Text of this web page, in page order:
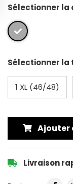
Sélectionner la
Sélectionner la
1 XL (46/48)
Ajouter
Livraison